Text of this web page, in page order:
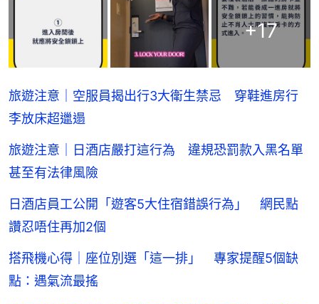
+17
旅遊注意｜空服員揭出行3大衛生禁忌 穿鞋進房行
李放床超邋遢
旅遊注意｜日酒店嚴打這行為 違規恐罰款入黑名單
甚至有法律風險
日酒店員工公開「遊客5大住宿錯誤行為」 網民點
讚忍唔住再加2個
搭飛機心得｜座位別選「這一排」 專家提醒5個缺
點：遇氣流最搖